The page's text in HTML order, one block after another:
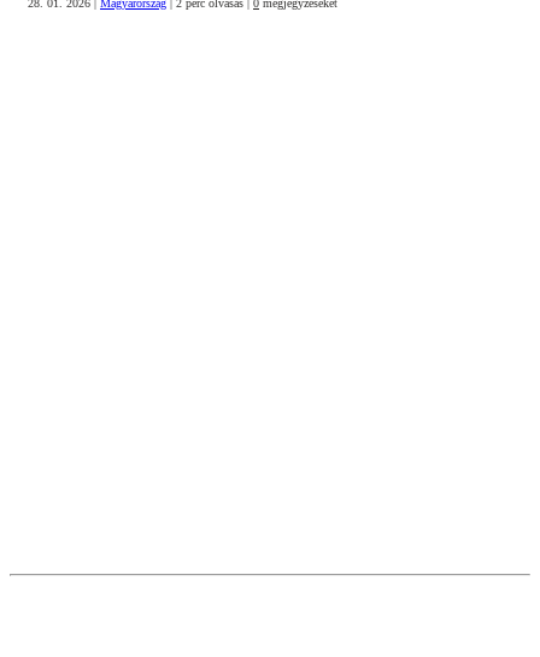
28. 01. 2026 Magyarország 2 perc olvasás 0 megjegyzéseket